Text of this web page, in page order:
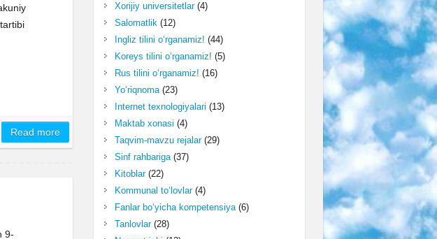
Read more
9-
Xorijiy universitetlar(4)
Salomatlik(12)
Ingliz tilini o‘rganamiz! (44)
Koreys tilini o‘rganamiz! (5)
Rus tilini o‘rganamiz! (16)
Yo‘riqnoma(23)
Internet texnologiyalari (13)
Maktab xonasi (4)
Taqvim-mavzu rejalar(29)
Sinf rahbariga(37)
Kitoblar(22)
Kommunal to‘lovlar(4)
Fanlar bo‘yicha kompetensiya(6)
Tanlovlar(28)